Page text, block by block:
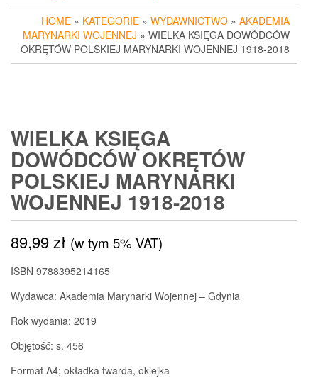
HOME » KATEGORIE » WYDAWNICTWO » AKADEMIA
MARYNARKI WOJENNEJ » WIELKA KSIĘGA DOWÓDCÓW
OKRĘTÓW POLSKIEJ MARYNARKI WOJENNEJ 1918-2018
WIELKA KSIĘGA
DOWÓDCÓW OKRĘTÓW
POLSKIEJ MARYNARKI
WOJENNEJ 1918-2018
89,99zł (w tym 5% VAT)
ISBN 9788395214165
Wydawca: Akademia Marynarki Wojennej – Gdynia
Rok wydania: 2019
Objętość: s. 456
Format A4; okładka twarda, oklejka